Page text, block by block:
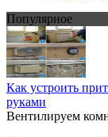
Популярное
Как устроить
руками
Вентилируем